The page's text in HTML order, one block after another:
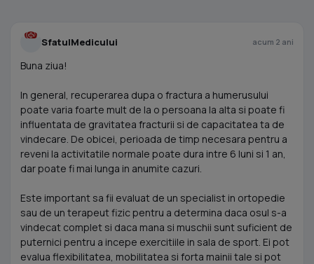
SfatulMedicului acum 2 ani
Buna ziua!
In general, recuperarea dupa o fractura a humerusului
poate varia foarte mult de la o persoana la alta si poate fi
influentata de gravitatea fracturii si de capacitatea ta de
vindecare. De obicei, perioada de timp necesara pentru a
reveni la activitatile normale poate dura intre 6 luni si 1 an,
dar poate fi mai lunga in anumite cazuri.
Este important sa fii evaluat de un specialist in ortopedie
sau de un terapeut fizic pentru a determina daca osul s-a
vindecat complet si daca mana si muschii sunt suficient de
puternici pentru a incepe exercitiile in sala de sport. Ei pot
evalua flexibilitatea, mobilitatea si forta mainii tale si pot